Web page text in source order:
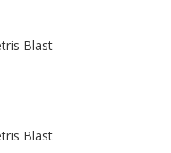
Blast
Blast